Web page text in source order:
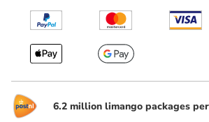
6.2 million limango packages